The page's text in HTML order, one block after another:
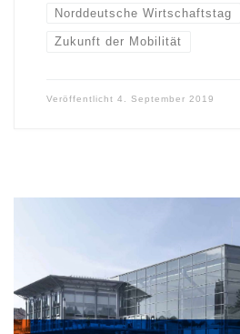
Norddeutsche Wirtschaftstag
Zukunft der Mobilität
Veröffentlicht 4. September 2019